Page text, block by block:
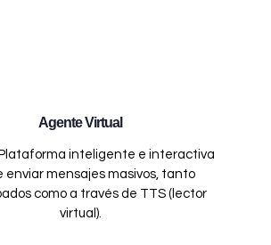
Agente Virtual
inteligente e interactiva
enviar mensajes masivos, tanto
como a través de TTS (lector
virtual).